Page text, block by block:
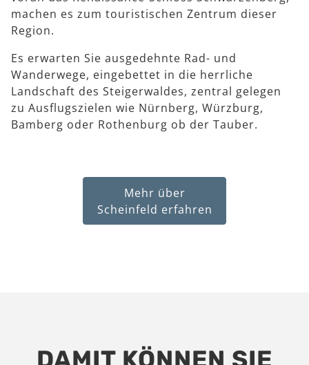
machen es zum touristischen Zentrum dieser
Region.
Es erwarten Sie ausgedehnte Rad- und
Wanderwege, eingebettet in die herrliche
Landschaft des Steigerwaldes, zentral gelegen
zu Ausflugszielen wie Nürnberg, Würzburg,
Bamberg oder Rothenburg ob der Tauber.
Mehr über
Scheinfeld erfahren